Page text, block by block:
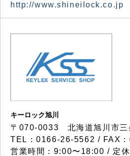
http://www.shineilock.co.jp
キーロック旭川
〒070-0033 北海道旭川市三
TEL：0166-26-5562 / FAX
営業時間：9:00〜18:00 / 定休